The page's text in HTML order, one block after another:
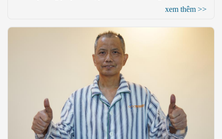
pháp can thiệp và cấy hạt tại Bệnh viện Ung thư Hiện đại Thánh
tránh được số phận phải mang hậu môn nhân tạo suốt đời!
xem thêm >>